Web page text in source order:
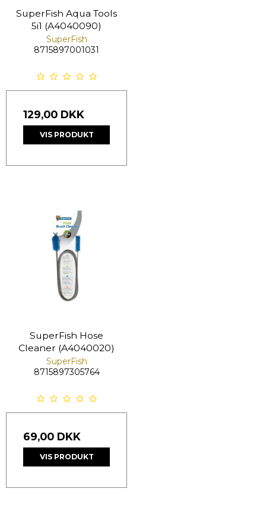
SuperFish Aqua Tools
5i1 (A4040090)
SuperFish
8715897001031
129,00 DKK
VIS PRODUKT
SuperFish Hose
Cleaner (A4040020)
SuperFish
8715897305764
69,00 DKK
VIS PRODUKT